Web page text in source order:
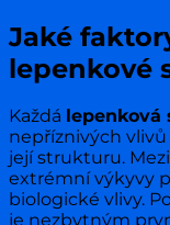
Jaké
lepenkové
Každá lepenková
nepříznivých
její strukturu.
extrémní výkyvy
biologické vlivy.
je nezbytným